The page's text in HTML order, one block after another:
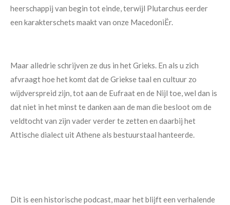
heerschappij van begin tot einde, terwijl Plutarchus eerder
een karakterschets maakt van onze MacedoniËr.
Maar alledrie schrijven ze dus in het Grieks. En als u zich
afvraagt hoe het komt dat de Griekse taal en cultuur zo
wijdverspreid zijn, tot aan de Eufraat en de Nijl toe, wel dan is
dat niet in het minst te danken aan de man die besloot om de
veldtocht van zijn vader verder te zetten en daarbij het
Attische dialect uit Athene als bestuurstaal hanteerde.
Dit is een historische podcast, maar het blijft een verhalende